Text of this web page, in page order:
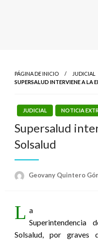
PÁGINA DE INICIO
JUDICIAL
SUPERSALUD INTERVIENE A LA
JUDICIAL NOTICIA
Supersalud
Solsalud
Geovany Quintero
L a
Solsalud, por graves